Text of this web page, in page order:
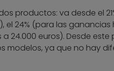
productos: va desde el
el 24% (para las ganancias
24.000 euros). Desde este
modelos, ya que no hay